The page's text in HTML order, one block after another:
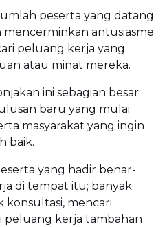
peserta yang datang
mencerminkan antusiasme
peluang kerja yang
atau minat mereka.
ini sebagian besar
baru yang mulai
masyarakat yang ingin
baik.
yang hadir benar-
di tempat itu; banyak
mencari
peluang kerja tambahan